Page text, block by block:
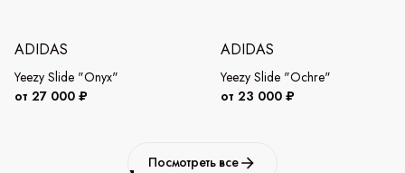
ADIDAS
Yeezy Slide "Onyx"
от 27 000 ₽
ADIDAS
Yeezy Slide "Ochre"
от 23 000 ₽
Посмотреть все